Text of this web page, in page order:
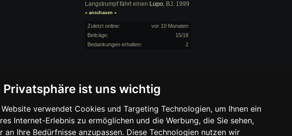
Privatsphäre ist uns wichtig
Website verwendet Cookies und Targeting Technologien, um Ihnen ein
Internet-Erlebnis zu ermöglichen und die Werbung, die Sie sehen,
an Ihre Bedürfnisse anzupassen. Diese Technologien nutzen wir
Langstrumpf fährt einen Lupo, BJ. 1999
» anschauen «
Zuletzt online:
vor 10 Monaten
Beiträge:
15/18
Bedankungen erhalten:
2
Einkauf zustande, werden wir mit einer Provision beteiligt. Für Dich